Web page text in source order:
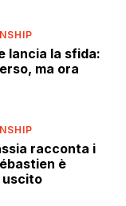
lancia la sfida:
ma ora
racconta i
è
uscito